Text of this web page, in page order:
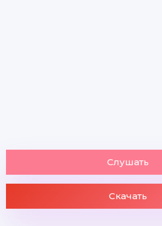
Слушать
Скачать